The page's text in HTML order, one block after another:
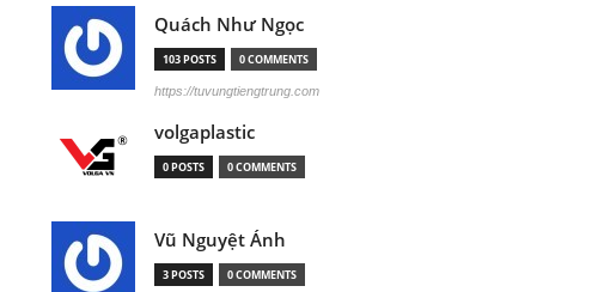
Quách Như Ngọc
103 POSTS 0 COMMENTS
https://tuvungtiengtrung.com
volgaplastic
0 POSTS 0 COMMENTS
Vũ Nguyệt Ánh
3 POSTS 0 COMMENTS